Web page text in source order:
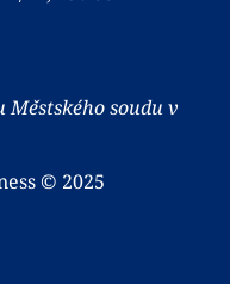
Městského soudu v
© 2025